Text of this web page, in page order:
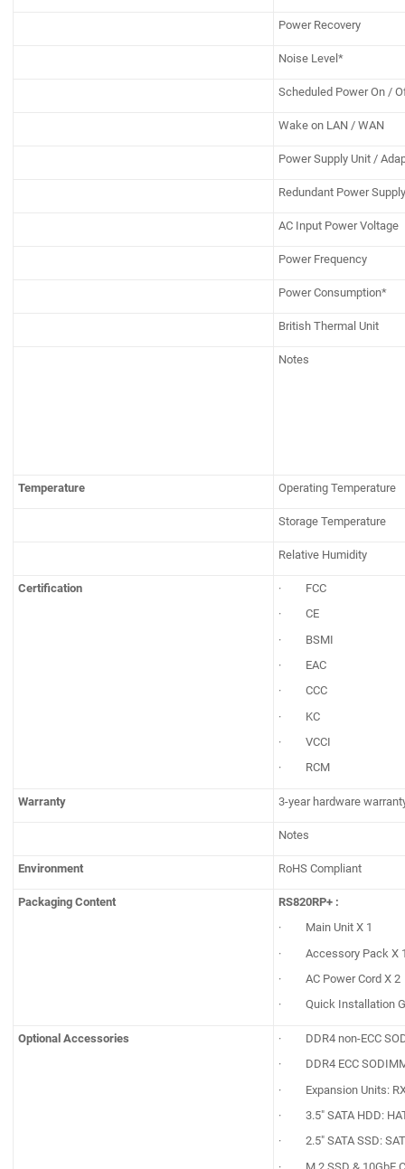
Power Recovery
Noise Level*
Scheduled Power On /
Wake on LAN / WAN
Power Supply Unit /
Redundant Power Supply
AC Input Power Voltage
Power Frequency
Power Consumption*
British Thermal Unit
Notes
Temperature Operating Temperature
Storage Temperature
Relative Humidity
Certification
· FCC
· CE
· BSMI
· EAC
· CCC
· KC
· VCCI
· RCM
Warranty 3-year hardware
Notes
Environment RoHS Compliant
Packaging Content
RS820RP+ :
· Main Unit X 1
· Accessory Pack X
· AC Power Cord X 2
· Quick Installation
Optional Accessories
· DDR4 non-ECC
· DDR4 ECC
· Expansion Units:
· 3.5" SATA HDD:
· 2.5" SATA SSD: